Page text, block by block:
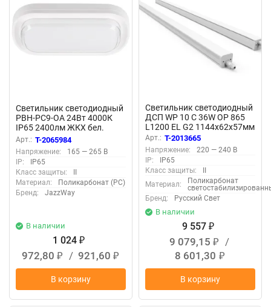
Светильник светодиодный
PBH-PC9-OA 24Вт 4000К
IP65 2400лм ЖКХ бел.
JazzWay 5070172
Арт.: T-2065984
Напряжение:
165 — 265 В
IP:
IP65
Класс защиты:
Материал:
Поликарбонат (PC)
Бренд:
JazzWay
В наличии
1 024 ₽
972,80 ₽ / 921,60 ₽
В корзину
Светильник светодиодный
ДСП WP 10 C 36W OP 865
L1200 EL G2 1144х62х57мм
36Вт 6500К IP65 с БАП 3ч
бел. Русский Свет
27071025249
Арт.: T-2013665
Напряжение:
220 — 240 В
IP:
IP65
Класс защиты:
Материал:
Поликарбонат
Бренд:
Русский Свет
В наличии
9 557 ₽
9 079,15 ₽
/
8 601,30 ₽
В корзину